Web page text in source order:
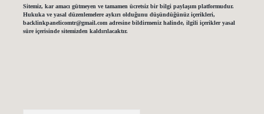
Sitemiz, kar amacı gütmeyen ve tamamen ücretsiz bir bilgi paylaşım platformudur.
Hukuka ve yasal düzenlemelere aykırı olduğunu düşündüğünüz içerikleri,
backlinkpanelicomtr@gmail.comadresine bildirmeniz halinde, ilgili içerikler yasal
süre içerisinde sitemizden kaldırılacaktır.